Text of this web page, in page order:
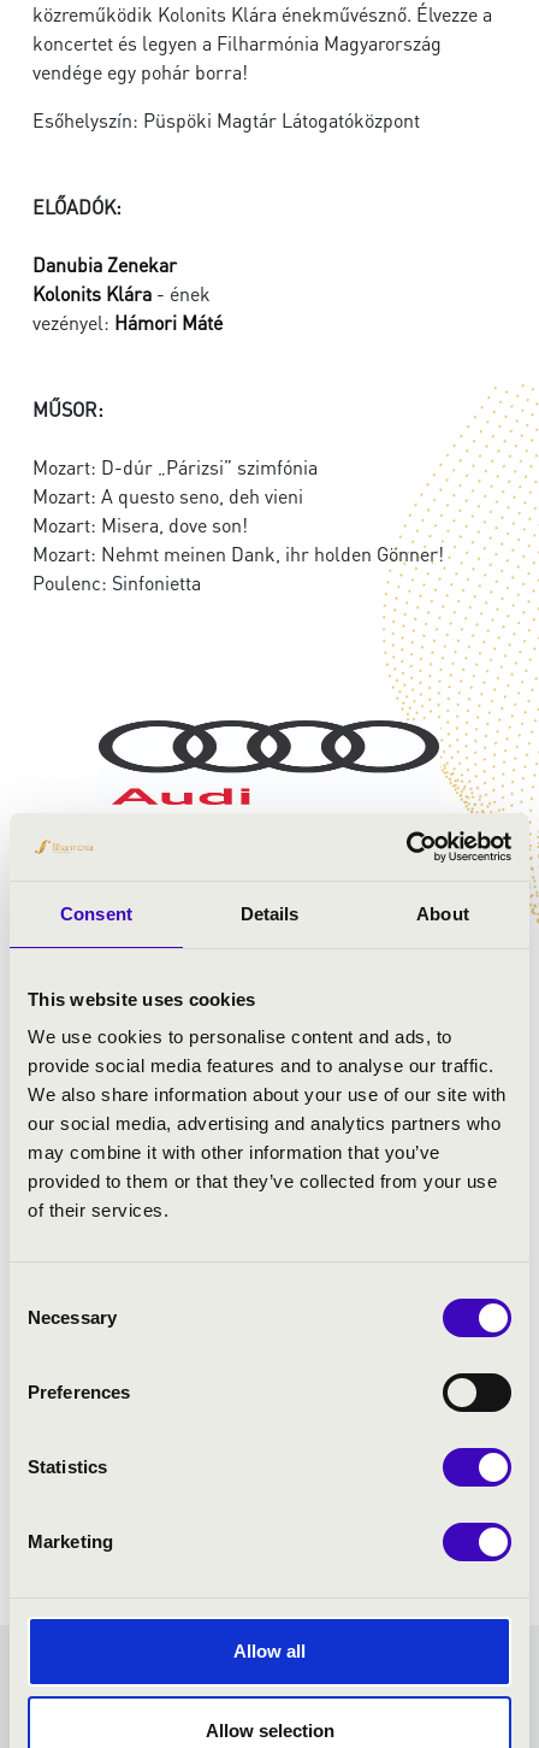
Consent Details About
This website uses cookies
We use cookies to personalise content and ads, to
provide social media features and to analyse our traffic.
We also share information about your use of our site with
our social media, advertising and analytics partners who
may combine it with other information that you’ve
provided to them or that they’ve collected from your use
of their services.
Selection
Necessary
Preferences
Statistics
Marketing
Allow all
Allow selection
közreműködik Kolonits Klára énekművésznő. Élvezze a
koncertet és legyen a Filharmónia Magyarország
vendége egy pohár borra!
Esőhelyszín: Püspöki Magtár Látogatóközpont
ELŐADÓK:
Danubia Zenekar
Kolonits Klára - ének
vezényel: Hámori Máté
MŰSOR:
Mozart: D-dúr „Párizsi” szimfónia
Mozart: A questo seno, deh vieni
Mozart: Misera, dove son!
Mozart: Nehmt meinen Dank, ihr holden Gönner!
Poulenc: Sinfonietta
PÜSPÖKVÁRI ZENÉS